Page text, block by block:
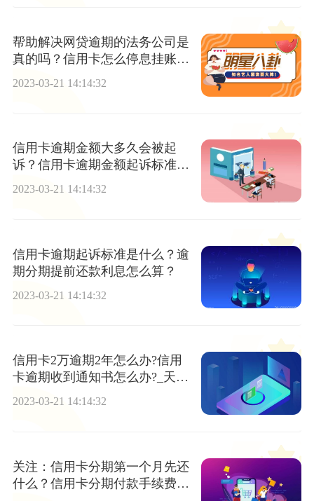
帮助解决网贷逾期的法务公司是
真的吗？信用卡怎么停息挂账怎
么办理？
2023-03-21 14:14:32
信用卡逾期金额大多久会被起
诉？信用卡逾期金额起诉标准是
多少？|世界微速讯
2023-03-21 14:14:32
信用卡逾期起诉标准是什么？逾
期分期提前还款利息怎么算？
2023-03-21 14:14:32
信用卡2万逾期2年怎么办?信用
卡逾期收到通知书怎么办?_天天
播报
2023-03-21 14:14:32
关注：信用卡分期第一个月先还
什么？信用卡分期付款手续费怎